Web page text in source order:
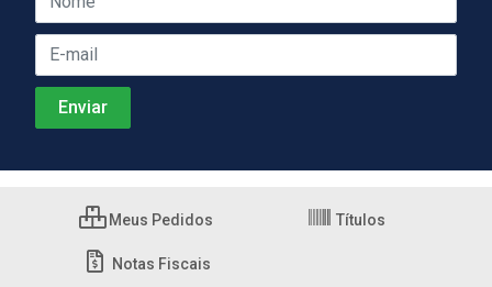
Meus Pedidos Títulos
Notas Fiscais